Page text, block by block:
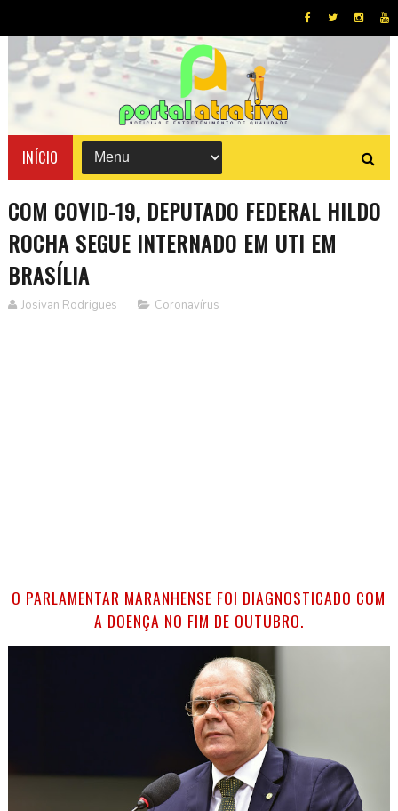
INÍCIO
COM COVID-19, DEPUTADO FEDERAL HILDO
ROCHA SEGUE INTERNADO EM UTI EM
BRASÍLIA
Josivan Rodrigues Coronavírus
O PARLAMENTAR MARANHENSE FOI DIAGNOSTICADO COM
A DOENÇA NO FIM DE OUTUBRO.